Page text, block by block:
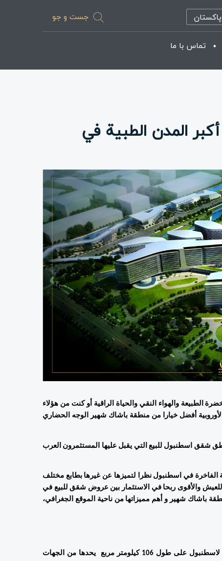
پاکستان جست و جو
تماس با ما
المدن الطبية في